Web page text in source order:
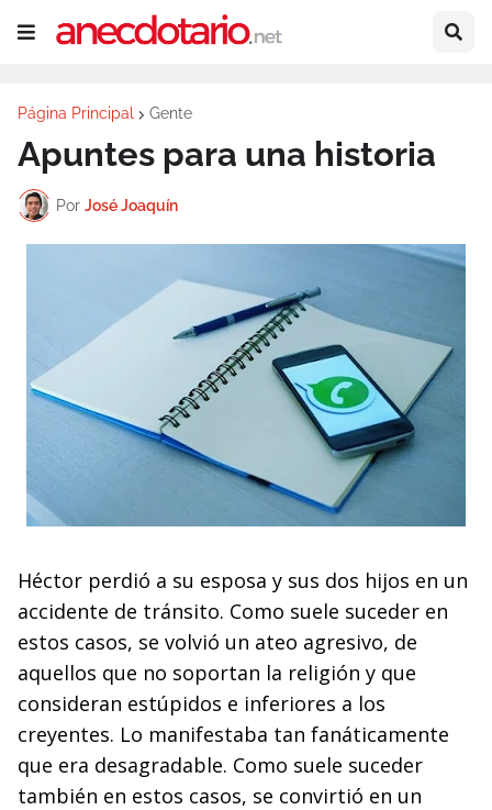
Página Principal Gente
Apuntes para una historia
Por José Joaquín
Héctor perdió a su esposa y sus dos hijos en un
accidente de tránsito. Como suele suceder en
estos casos, se volvió un ateo agresivo, de
aquellos que no soportan la religión y que
consideran estúpidos e inferiores a los
creyentes. Lo manifestaba tan fanáticamente
que era desagradable. Como suele suceder
también en estos casos, se convirtió en un